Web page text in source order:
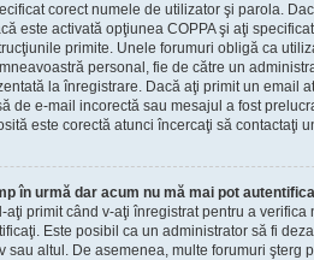
corect numele de utilizator şi parola.
este activată opţiunea COPPA şi aţi
primite. Unele forumuri obligă ca
personal, fie de către un
la înregistrare. Dacă aţi primit un email
de e-mail incorectă sau mesajul a fost
este corectă atunci încercaţi să contactaţi
în urmă dar acum nu mă mai pot
aţi primit când v-aţi înregistrat pentru a
Este posibil ca un administrator să fi
sau altul. De asemenea, multe forumuri şterg